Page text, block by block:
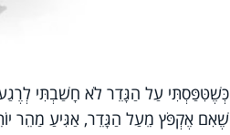
כְּשֶׁטִּפַּסְתִּי עַל הַגָּדֵר לֹא חָשַׁבְתִּי
שֶׁאִם אֶקְפֹּץ מֵעַל הַגָּדֵר, אַגִּיעַ מַהֵר